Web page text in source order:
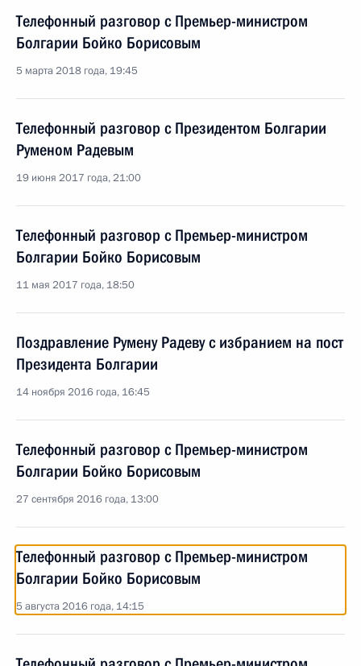
Телефонный разговор с Премьер-министром
Болгарии Бойко Борисовым
5 марта 2018 года, 19:45
Телефонный разговор с Президентом Болгарии
Руменом Радевым
19 июня 2017 года, 21:00
Телефонный разговор с Премьер-министром
Болгарии Бойко Борисовым
11 мая 2017 года, 18:50
Поздравление Румену Радеву с избранием на пост
Президента Болгарии
14 ноября 2016 года, 16:45
Телефонный разговор с Премьер-министром
Болгарии Бойко Борисовым
27 сентября 2016 года, 13:00
Телефонный разговор с Премьер-министром
Болгарии Бойко Борисовым
5 августа 2016 года, 14:15